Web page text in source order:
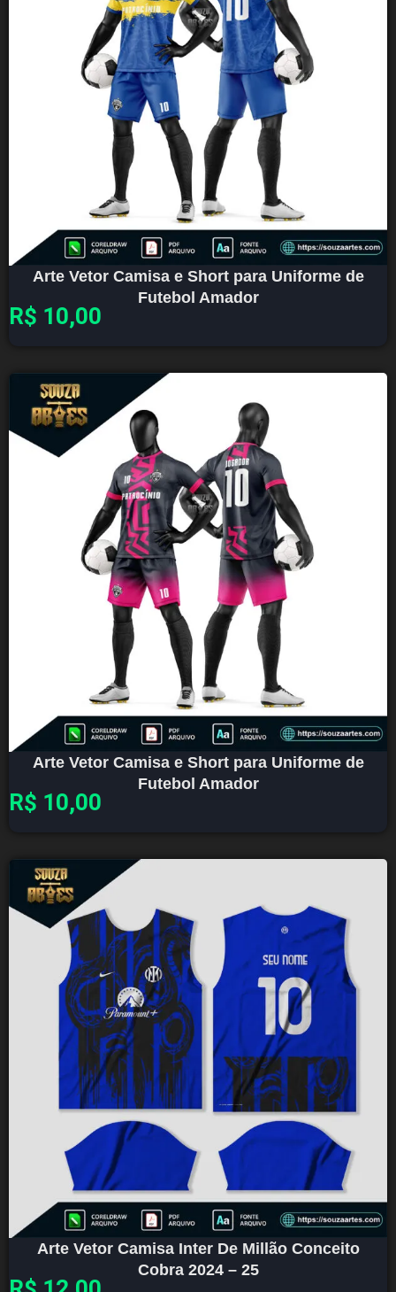
Arte Vetor Camisa e Short para Uniforme de
Futebol Amador
R$ 10,00
Arte Vetor Camisa e Short para Uniforme de
Futebol Amador
R$ 10,00
Arte Vetor Camisa Inter De Millão Conceito
Cobra 2024 – 25